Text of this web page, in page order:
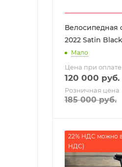
Велосипедная
2022 Satin
Мало
Цена при
120 000 руб.
Розничная цена
185 000руб.
22% НДС можно
НДС)